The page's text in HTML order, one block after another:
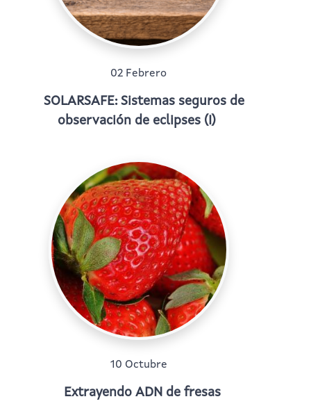
02 Febrero
SOLARSAFE: Sistemas seguros de
observación de eclipses (I)
10 Octubre
Extrayendo ADN de fresas